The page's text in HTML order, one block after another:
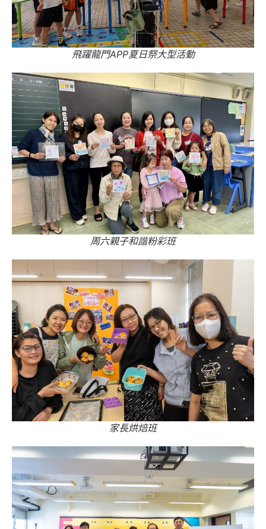
飛躍龍門APP夏日祭大型活動
周六親子和諧粉彩班
家長烘焙班